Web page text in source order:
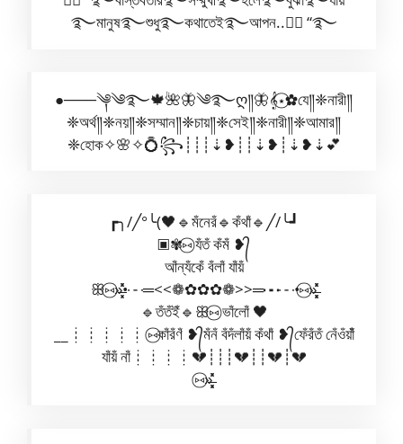
࿐মানুষ࿐শুধু࿐কথাতেই࿐আপন..🧚‍♀️ “࿐
●───༆༄࿐🍁🌺🦋༄࿐ღ༎🦋𝄞⋆⃝✿যে༎❈নারী༎
❈অর্থ༎❈নয়༎❈সম্মান༎❈চায়༎❈সেই༎❈নারী༎❈আমার༎
❈হোক✧🌸✧💍꧂┊┊┊⇣❥┊┊⇣❥┊⇣❥⇣💕
┏╮/╱°╰(🖤🔹মঁনেরঁ🔹কঁথাঁ🔹╱/╰┛
▣✾⑅⃝ যঁতঁ কঁমঁ ❥᭄
আঁন্যঁকেঁ বঁলাঁ যাঁয়ঁ
ꕥ⑅⃝»̶̶͓͓̽̽̽•┄═<<❁✿✿✿❁>>═┅┄•⑅⃝»̶̶͓͓͓̽̽̽
🔹তঁতঁইঁ🔹ꕥ⑅⃝ ভাঁলোঁ 🖤
__┊┊┊┊┊ ⑅⃝কাঁরঁণঁ ❥᭄মঁনঁ বঁদঁলাঁয়ঁ কঁথাঁ ❥᭄ফেঁরঁতঁ নেঁওঁয়াঁঁ
যাঁয়ঁ নাঁ┊┊┊┊💔┊┊┊💔┊┊💔┊💔
⑅⃝»̶̶͓͓͓̽̽̽